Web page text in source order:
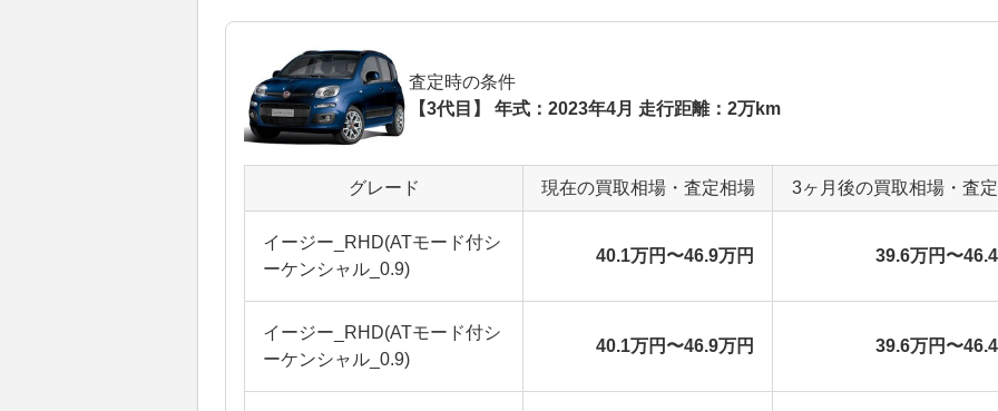
査定時の条件
【3代目】 年式：2023年4月 走行距離：2万km
グレード 現在の買取相場・査定相場 3ヶ月後の買取相場・査
イージー_RHD(ATモード付シ
ーケンシャル_0.9)
40.1万円〜46.9万円 39.6万円〜
イージー_RHD(ATモード付シ
ーケンシャル_0.9)
40.1万円〜46.9万円 39.6万円〜